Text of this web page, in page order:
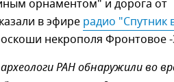
орнаментом" и дорога от
в эфире радио "Спутник
некрополя Фронтовое
РАН обнаружили во